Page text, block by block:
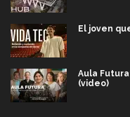
El joven
Aula
(video)